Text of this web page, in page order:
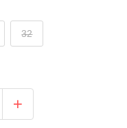
32